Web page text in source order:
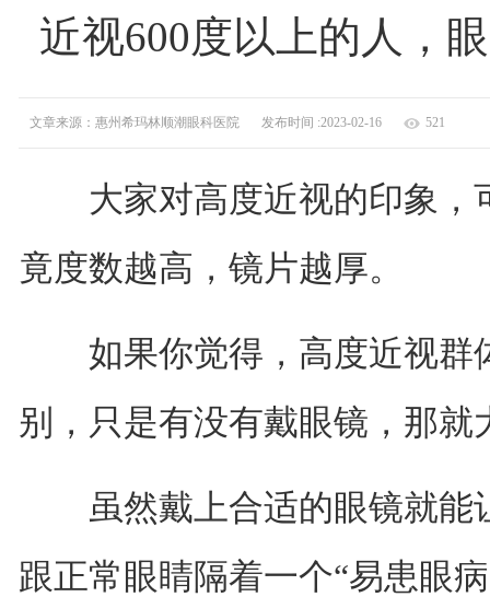
近视600度以上的人，
文章来源：惠州希玛林顺潮眼科医院 发布时间 :2023-02-16 521
大家对高度近视的印象，
竟度数越高，镜片越厚。
如果你觉得，高度近视群
别，只是有没有戴眼镜，那就
虽然戴上合适的眼镜就能
跟正常眼睛隔着一个“易患眼